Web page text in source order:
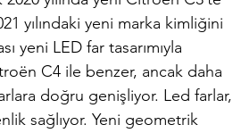
yılındaki yeni marka kimliğini
yeni LED far tasarımıyla
C4 ile benzer, ancak daha
doğru genişliyor. Led farlar,
sağlıyor. Yeni geometrik